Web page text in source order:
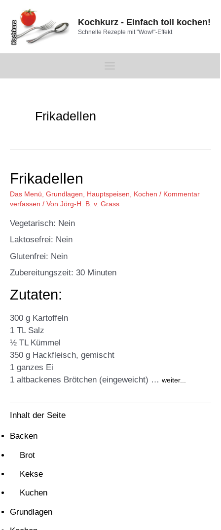
Inhalt
springen
Kochkurz - Einfach toll kochen!
Schnelle Rezepte mit "Wow!"-Effekt
Main
Frikadellen
Frikadellen
Das Menü Grundlagen Hauptspeisen Kochen / Kommentar
verfassen / Von Jörg-H. B. v. Grass
Vegetarisch: Nein
Laktosefrei: Nein
Glutenfrei: Nein
Zubereitungszeit: 30 Minuten
Zutaten:
300 g Kartoffeln
1 TL Salz
½ TL Kümmel
350 g Hackfleisch, gemischt
1 ganzes Ei
1 altbackenes Brötchen (eingeweicht) … weiter...
Inhalt der Seite
Backen
Brot
Kekse
Kuchen
Grundlagen